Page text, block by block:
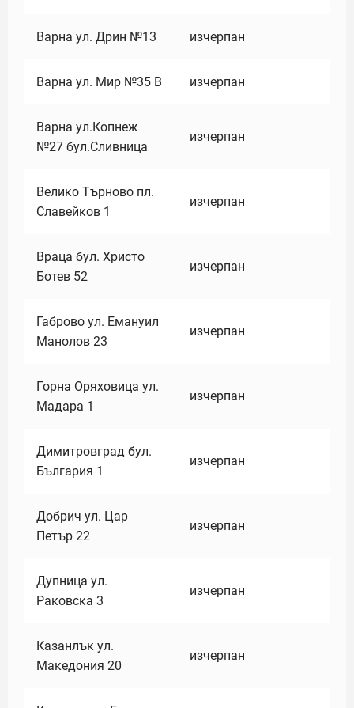
Варна ул. Дрин №13 изчерпан
Варна ул. Мир №35 В изчерпан
Варна ул.Копнеж
№27 бул.Сливница
изчерпан
Велико Търново пл.
Славейков 1
изчерпан
Враца бул. Христо
Ботев 52
изчерпан
Габрово ул. Емануил
Манолов 23
изчерпан
Горна Оряховица ул.
Мадара 1
изчерпан
Димитровград бул.
България 1
изчерпан
Добрич ул. Цар
Петър 22
изчерпан
Дупница ул.
Раковска 3
изчерпан
Казанлък ул.
Македония 20
изчерпан